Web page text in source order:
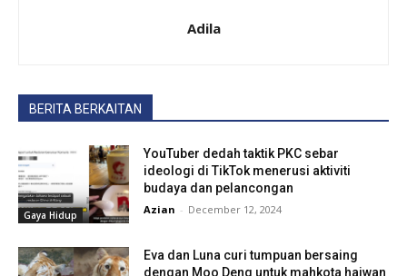
Adila
BERITA BERKAITAN
Gaya Hidup
YouTuber dedah taktik PKC sebar
ideologi di TikTok menerusi aktiviti
budaya dan pelancongan
Azian - December 12, 2024
Eva dan Luna curi tumpuan bersaing
dengan Moo Deng untuk mahkota haiwan